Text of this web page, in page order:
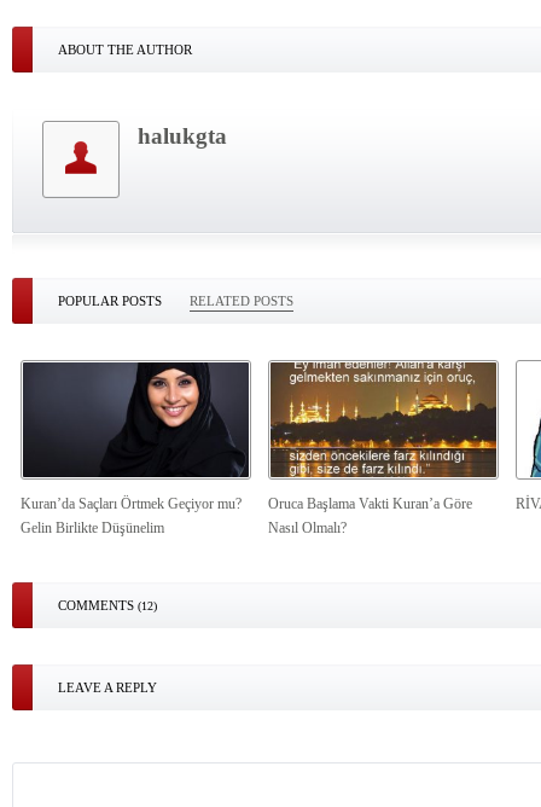
ABOUT THE AUTHOR
halukgta
POPULAR POSTS RELATED POSTS
Kuran’da Saçları Örtmek Geçiyor mu?
Gelin Birlikte Düşünelim
Oruca Başlama Vakti Kuran’a Göre
Nasıl Olmalı?
COMMENTS (12)
LEAVE A REPLY